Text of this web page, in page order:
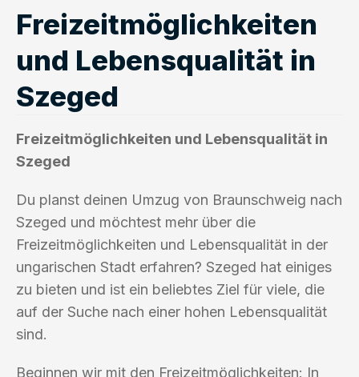
Freizeitmöglichkeiten
und Lebensqualität in
Szeged
Freizeitmöglichkeiten und Lebensqualität in
Szeged
Du planst deinen Umzug von Braunschweig nach
Szeged und möchtest mehr über die
Freizeitmöglichkeiten und Lebensqualität in der
ungarischen Stadt erfahren? Szeged hat einiges
zu bieten und ist ein beliebtes Ziel für viele, die
auf der Suche nach einer hohen Lebensqualität
sind.
Beginnen wir mit den Freizeitmöglichkeiten: In